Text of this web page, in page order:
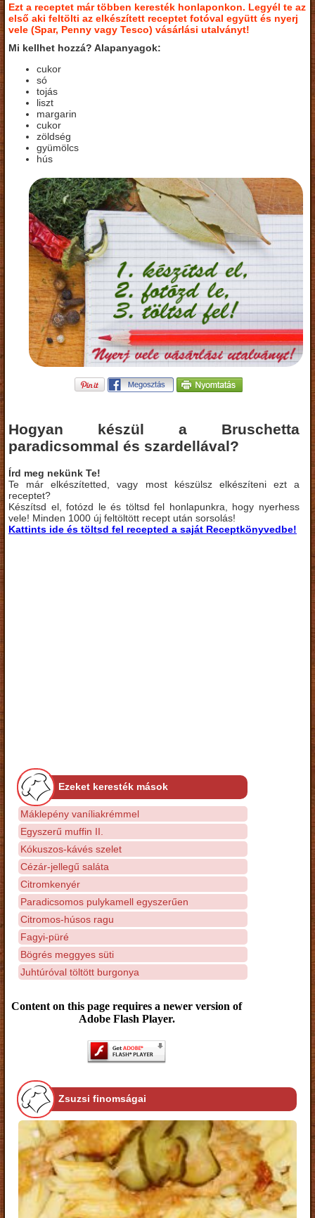
Ezt a receptet már többen keresték honlaponkon. Legyél te az
első aki feltölti az elkészített receptet fotóval együtt és nyerj
vele (Spar, Penny vagy Tesco) vásárlási utalványt!
Mi kellhet hozzá? Alapanyagok:
cukor
só
tojás
liszt
margarin
cukor
zöldség
gyümölcs
hús
Hogyan készül a Bruschetta
paradicsommal és szardellával?
Írd meg nekünk Te!
Te már elkészítetted, vagy most készülsz elkészíteni ezt a
receptet?
Készítsd el, fotózd le és töltsd fel honlapunkra, hogy nyerhess
vele! Minden 1000 új feltöltött recept után sorsolás!
Kattints ide és töltsd fel recepted a saját Receptkönyvedbe!
Ezeket keresték mások
Máklepény vaníliakrémmel
Egyszerű muffin II.
Kókuszos-kávés szelet
Cézár-jellegű saláta
Citromkenyér
Paradicsomos pulykamell egyszerűen
Citromos-húsos ragu
Fagyi-püré
Bögrés meggyes süti
Juhtúróval töltött burgonya
Content on this page requires a newer version of
Adobe Flash Player.
Zsuzsi finomságai